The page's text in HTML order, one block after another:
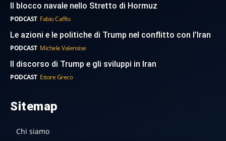
Il blocco navale nello Stretto di Hormuz
PODCAST Fabio Caffio
Le azioni e le politiche di Trump nel conflitto con l’Iran
PODCAST Michele Valensise
Il discorso di Trump e gli sviluppi in Iran
PODCAST Ettore Greco
Sitemap
Chi siamo